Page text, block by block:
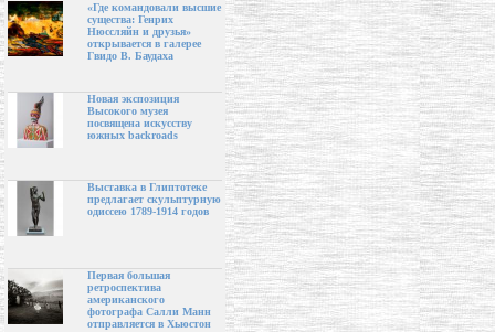
«Где командовали высшие
существа: Генрих
Нюссляйн и друзья»
открывается в галерее
Гвидо В. Баудаха
Новая экспозиция
Высокого музея
посвящена искусству
южных backroads
Выставка в Глиптотеке
предлагает скульптурную
одиссею 1789-1914 годов
Первая большая
ретроспектива
американского
фотографа Салли Манн
отправляется в Хьюстон